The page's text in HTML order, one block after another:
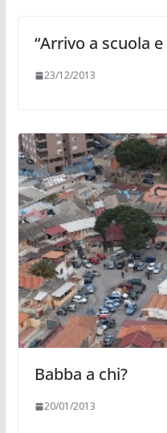
“Arrivo a scuola
23/12/2013
Babba a chi?
20/01/2013